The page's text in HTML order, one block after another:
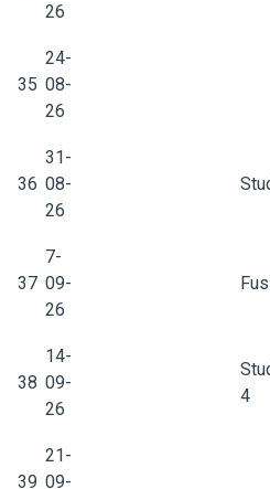
26
35
24-
08-
26
36
31-
08-
26
37
7-
09-
26
38
14-
09-
26
4
39
21-
09-